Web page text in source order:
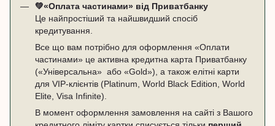
💚«Оплата частинами» від Приватбанку
Це найпростіший та найшвидший спосіб
кредитування.
Все що вам потрібно для оформлення «Оплати
частинами» це активна кредитна карта Приватбанку
(«Універсальна» або «Gold»), а також елітні карти
для VIP-клієнтів (Platinum, World Black Edition, World
Elite, Visa Infinite).
В момент оформлення замовлення на сайті з Вашого